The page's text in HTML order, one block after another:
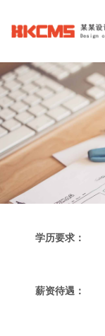
学历要求：
薪资待遇：